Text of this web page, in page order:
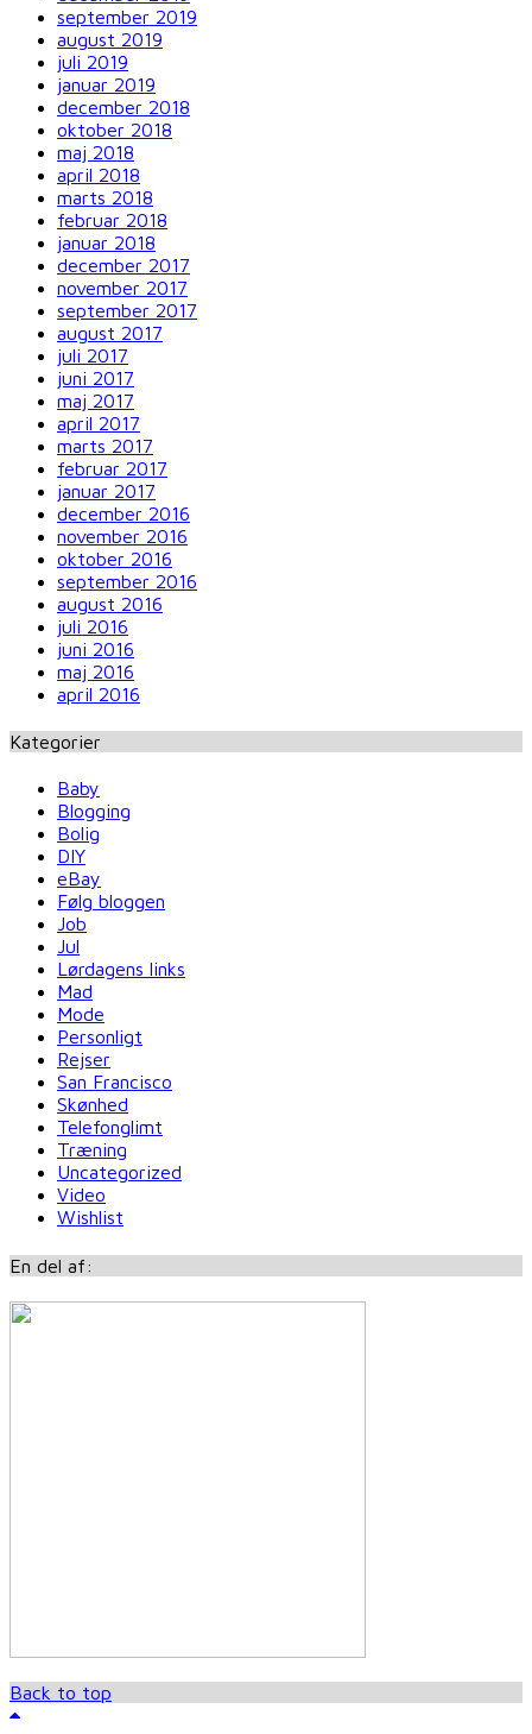
september 2019
august 2019
juli 2019
januar 2019
december 2018
oktober 2018
maj 2018
april 2018
marts 2018
februar 2018
januar 2018
december 2017
november 2017
september 2017
august 2017
juli 2017
juni 2017
maj 2017
april 2017
marts 2017
februar 2017
januar 2017
december 2016
november 2016
oktober 2016
september 2016
august 2016
juli 2016
juni 2016
maj 2016
april 2016
Kategorier
Baby
Blogging
Bolig
DIY
eBay
Følg bloggen
Job
Jul
Lørdagens links
Mad
Mode
Personligt
Rejser
San Francisco
Skønhed
Telefonglimt
Træning
Uncategorized
Video
Wishlist
En del af:
Back to top